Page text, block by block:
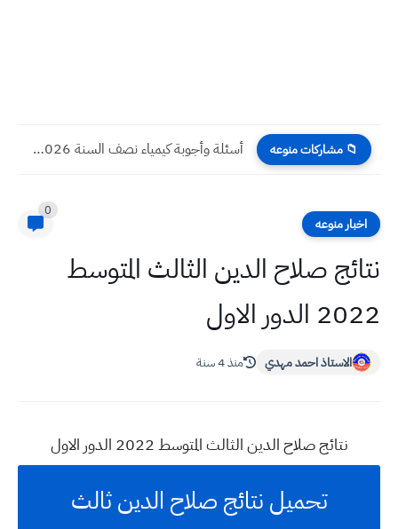
📁 مشاركات منوعه أسئلة وأجوبة كيمياء نصف السنة 2026 للصف الاول المتوسط مع...
اخبار منوعه
0
نتائج صلاح الدين الثالث المتوسط
2022 الدور الاول
الاستاذ احمد مهدي منذ 4 سنة
نتائج صلاح الدين الثالث المتوسط 2022 الدور الاول
تحميل نتائج صلاح الدين ثالث